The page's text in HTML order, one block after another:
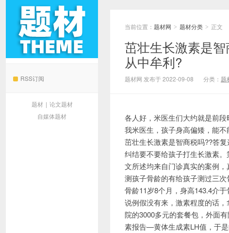
RSS订阅
题材 | 论文题材
自媒体题材
当前位置： 题材网 > 题材分类 > 正文
茁壮生长激素是
从中牟利?
题材网 发布于 2022-09-08 分类： 题
各人好，米医生们大约就是前
我米医生，孩子身高偏矮，能
茁壮生长激素是智商税吗??答
纠结要不要给孩子打生长激素
文所述均来自门诊真实的案例
测孩子骨龄的有给孩子测过三
骨龄11岁8个月，身高143.4介
说例假没有来，激素程度的话
院的3000多元的套餐包，外面
素报告—黄体生成素LH值，于